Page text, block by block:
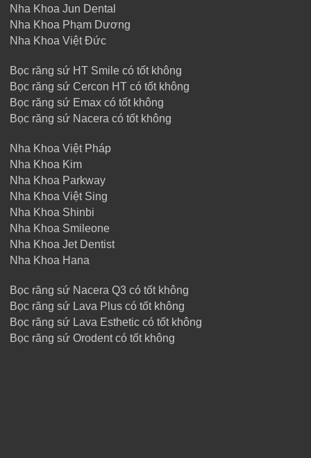
Nha Khoa Jun Dental
Nha Khoa Phạm Dương
Nha Khoa Việt Đức
Bọc răng sứ HT Smile có tốt không
Bọc răng sứ Cercon HT có tốt không
Bọc răng sứ Emax có tốt không
Bọc răng sứ Nacera có tốt không
Nha Khoa Việt Pháp
Nha Khoa Kim
Nha Khoa Parkway
Nha Khoa Việt Sing
Nha Khoa Shinbi
Nha Khoa Smileone
Nha Khoa Jet Dentist
Nha Khoa Hana
Bọc răng sứ Nacera Q3 có tốt không
Bọc răng sứ Lava Plus có tốt không
Bọc răng sứ Lava Esthetic có tốt không
Bọc răng sứ Orodent có tốt không